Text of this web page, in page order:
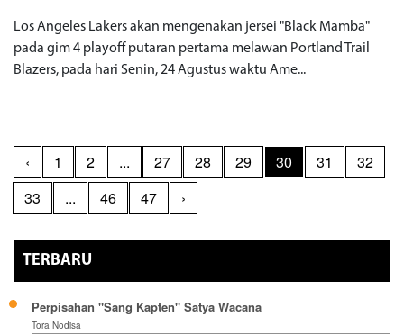
Los Angeles Lakers akan mengenakan jersei "Black Mamba"
pada gim 4 playoff putaran pertama melawan Portland Trail
Blazers, pada hari Senin, 24 Agustus waktu Ame...
‹ 1 2 ... 27 28 29 30 31
32
33
... 46 47 ›
TERBARU
Perpisahan "Sang Kapten" Satya Wacana
Tora Nodisa